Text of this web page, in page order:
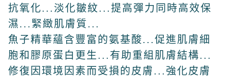
抗氧化...淡化皺紋...提高彈力同時高效保
濕...緊緻肌膚質...
魚子精華蘊含豐富的氨基酸...促進肌膚細
胞和膠原蛋白更生...有助重組肌膚結構...
修復因環境因素而受損的皮膚...強化皮膚